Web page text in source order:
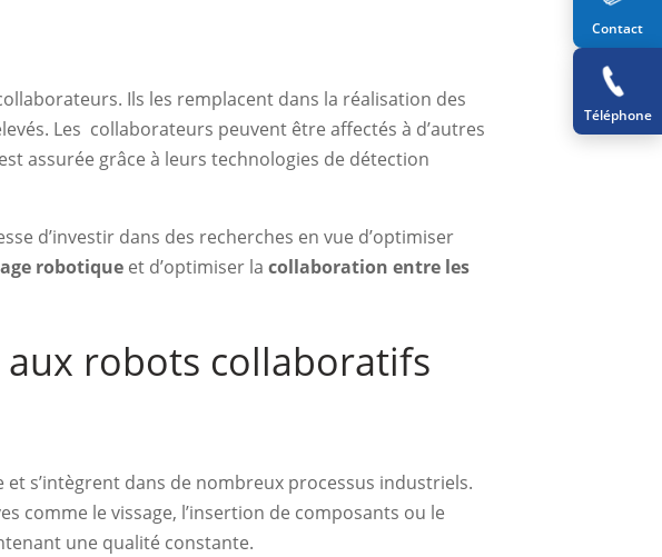
Ils les remplacent dans la réalisation des
Les collaborateurs peuvent être affectés à d’autres
assurée grâce à leurs technologies de détection
d’investir dans des recherches en vue d’optimiser
robotique et d’optimiser lacollaboration entre les
robots collaboratifs
s’intègrent dans de nombreux processus industriels.
comme le vissage, l’insertion de composants ou le
une qualité constante.
Contact
Téléphone